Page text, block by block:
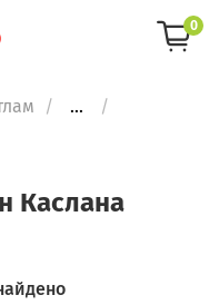
0
...
Каслана